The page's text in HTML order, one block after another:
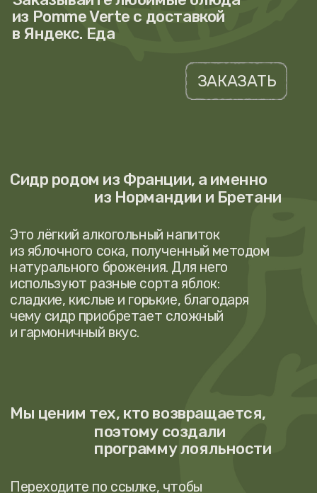
В Pomme Verte представлено
интерьера, вдохновлённого стилем